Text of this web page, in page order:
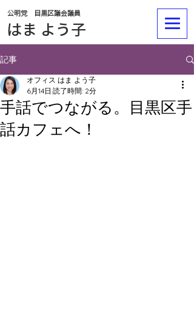
公明党 目黒区議会議員
​​はま よう子
記事
手話でつながる。目黒区手
話カフェへ！
オフィス はま よう子
6月14日 読了時間: 2分